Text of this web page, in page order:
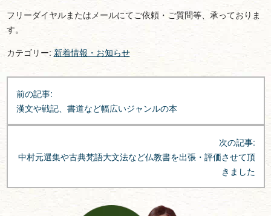
フリーダイヤルまたはメールにてご依頼・ご質問等、承っておりま
す。
カテゴリー: 新着情報・お知らせ
投
稿
ナ
ビ
シ
ョ
前の記事:
漢文や戦記、書道など幅広いジャンルの本
次の記事:
中村元選集や古典梵語大文法など仏教書を出張・評価させて頂
きました